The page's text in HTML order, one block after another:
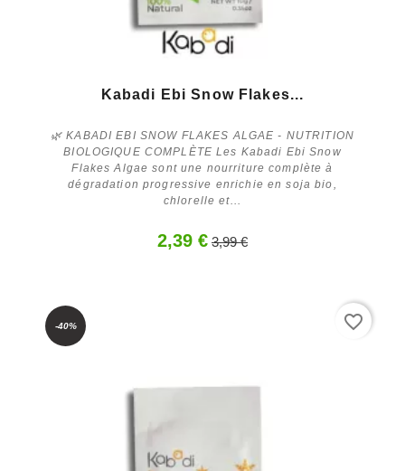
Acheter
Kabadi Ebi Snow Flakes...
🌿 KABADI EBI SNOW FLAKES ALGAE - NUTRITION
BIOLOGIQUE COMPLÈTE Les Kabadi Ebi Snow
Flakes Algae sont une nourriture complète à
dégradation progressive enrichie en soja bio,
chlorelle et...
2,39 € 3,99 €
-40% favorite_border